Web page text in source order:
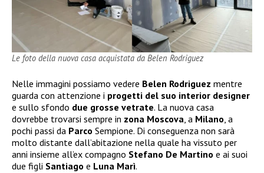
Le foto della nuova casa acquistata da Belen Rodriguez
Nelle immagini possiamo vedere Belen Rodriguez mentre
guarda con attenzione i progetti del suo interior designer
e sullo sfondo due grosse vetrate. La nuova casa
dovrebbe trovarsi sempre in zona Moscova, a Milano, a
pochi passi da Parco Sempione. Di conseguenza non sarà
molto distante dall’abitazione nella quale ha vissuto per
anni insieme all’ex compagno Stefano De Martino e ai suoi
due figli Santiago e Luna Marì.